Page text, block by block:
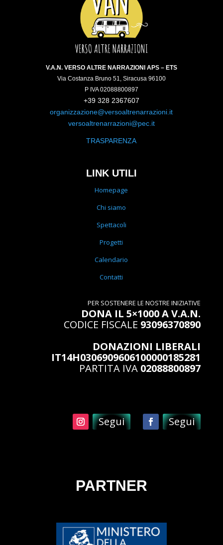
V.A.N. VERSO ALTRE NARRAZIONI APS – ETS
Via Costanza Bruno 51, Siracusa 96100
P IVA 02088800897
+39 328 2367607
organizzazione@versoaltrenarrazioni.it
versoaltrenarrazioni@pec.it
TRASPARENZA
LINK UTILI
Homepage
Chi siamo
Spettacoli
Progetti
Calendario
Contatti
PER SOSTENERE LE NOSTRE INIZIATIVE
DONA IL 5×1000 A V.A.N.
CODICE FISCALE 93096370890
DONAZIONI LIBERALI
IT14H0306909606100000185281
PARTITA IVA 02088800897
Segui Segui
PARTNER